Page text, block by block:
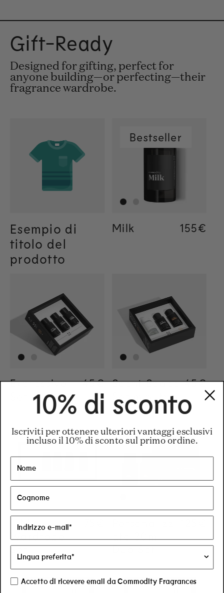
Gift-Ready
Designed for gifting, perfect for
anyone building—or perfecting—their
fragrance wardrobe.
Esempio di
titolo del
prodotto
Bestseller
Milk 155€
155€
34€
Expressive
Set mini trio
Regular price
45€ Scent Space
Set mini trio
45€
Il Mini
Wardrobe
Set
ato 30ml
Duo Set
10% di sconto
Iscriviti per ottenere ulteriori vantaggi esclusivi
incluso il 10% di sconto sul primo ordine.
Accetto di ricevere email da Commodity Fragrances